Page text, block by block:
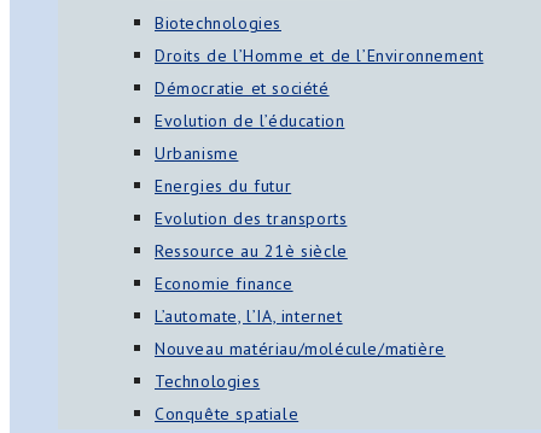
Biotechnologies
Droits de l’Homme et de l’Environnement
Démocratie et société
Evolution de l’éducation
Urbanisme
Energies du futur
Evolution des transports
Ressource au 21è siècle
Economie finance
L’automate, l’IA, internet
Nouveau matériau/molécule/matière
Technologies
Conquête spatiale